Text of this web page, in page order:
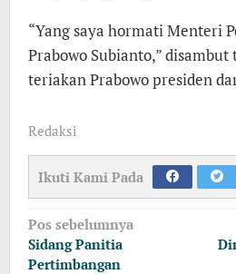
“Yang saya hormati Menteri
Prabowo Subianto,”
teriakan Prabowo presiden
Redaksi
Ikuti Kami Pada
Navigasi
pos
Pos sebelumnya
Sidang Panitia
Pertimbangan